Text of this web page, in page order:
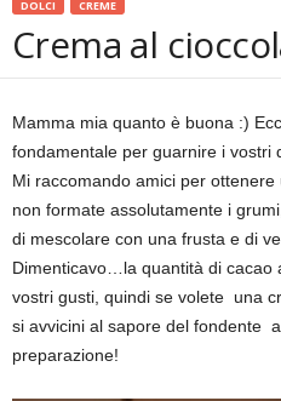
DOLCI CREME
Crema al
Mamma mia quanto è buona :)
fondamentale per guarnire i vostri
Mi raccomando amici per ottenere
non formate assolutamente i
di mescolare con una frusta e di
Dimenticavo…la quantità di cacao
vostri gusti, quindi se volete una
si avvicini al sapore del fondente
preparazione!